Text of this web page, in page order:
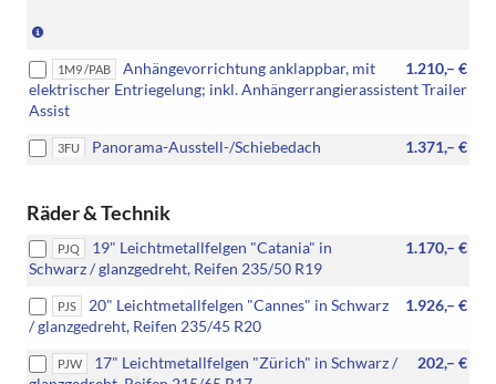
Verbindung
mit:
[RBJ]
Infotainment-
Paket
1M9 /PAB 1.210,– €
Anhängevorrichtung anklappbar, mit
elektrischer Entriegelung; inkl. Anhängerrangierassistent Trailer
Assist
3FU 1.371,– €
Panorama-Ausstell-/Schiebedach
Räder & Technik
PJQ 1.170,– €
19" Leichtmetallfelgen "Catania" in
Schwarz / glanzgedreht, Reifen 235/50 R19
PJS 1.926,– €
20" Leichtmetallfelgen "Cannes" in Schwarz
/ glanzgedreht, Reifen 235/45 R20
PJW 202,– €
17" Leichtmetallfelgen "Zürich" in Schwarz /